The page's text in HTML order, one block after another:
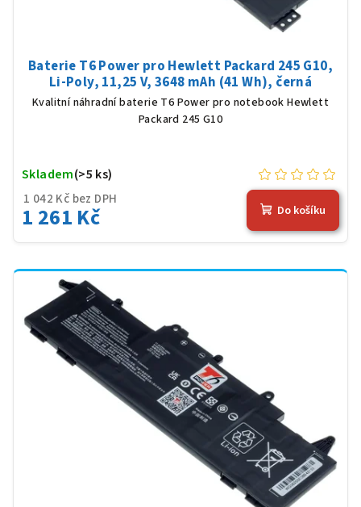
Baterie T6 Power pro Hewlett Packard 245 G10,
Li-Poly, 11,25 V, 3648 mAh (41 Wh), černá
Kvalitní náhradní baterie T6 Power pro notebook Hewlett
Packard 245 G10
1 042 Kč bez DPH
1 261 Kč
Skladem(>5 ks)
Do košíku